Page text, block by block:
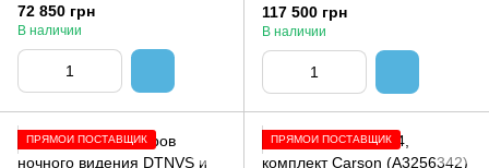
72 850 грн
В наличии
117 500 грн
В наличии
ПРЯМОЙ ПОСТАВЩИК ПРЯМОЙ ПОСТАВЩИК